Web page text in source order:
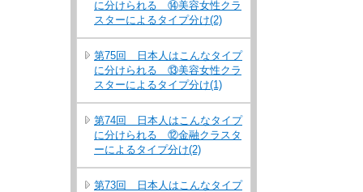
に分けられる ⑭美容女性クラ
スターによるタイプ分け(2)
第75回 日本人はこんなタイプ
に分けられる ⑬美容女性クラ
スターによるタイプ分け(1)
第74回 日本人はこんなタイプ
に分けられる ⑫金融クラスタ
ーによるタイプ分け(2)
第73回 日本人はこんなタイプ